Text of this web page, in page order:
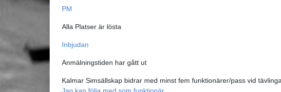
PM
Alla Platser är lösta
Inbjudan
Anmälningstiden har gått ut
Kalmar Simsällskap bidrar med minst fem funktionärer/pass vid
Jag kan följa med som funktionär